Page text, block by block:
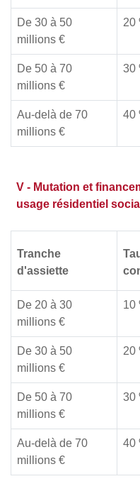
De 30 à 50
millions €
20
De 50 à 70
millions €
30
Au-delà de 70
millions €
40
V - Mutation et
usage résidentiel social
Tranche
d'assiette
De 20 à 30
millions €
10
De 30 à 50
millions €
20
De 50 à 70
millions €
30
Au-delà de 70
millions €
40